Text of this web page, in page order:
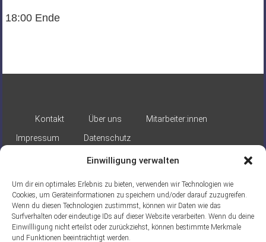
Einwilligung verwalten
Um dir ein optimales Erlebnis zu bieten, verwenden wir Technologien wie
Cookies, um Geräteinformationen zu speichern und/oder darauf zuzugreifen.
Wenn du diesen Technologien zustimmst, können wir Daten wie das
Surfverhalten oder eindeutige IDs auf dieser Website verarbeiten. Wenn du deine
Einwillligung nicht erteilst oder zurückziehst, können bestimmte Merkmale
und Funktionen beeinträchtigt werden.
18:00 Ende
Kontakt Über uns
Mitarbeiter:innen
Impressum
Datenschutz
Gefördert durch: